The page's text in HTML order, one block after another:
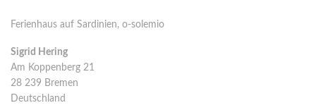
Ferienhaus auf Sardinien, o-solemio
Sigrid Hering
Am Koppenberg 21
28 239 Bremen
Deutschland